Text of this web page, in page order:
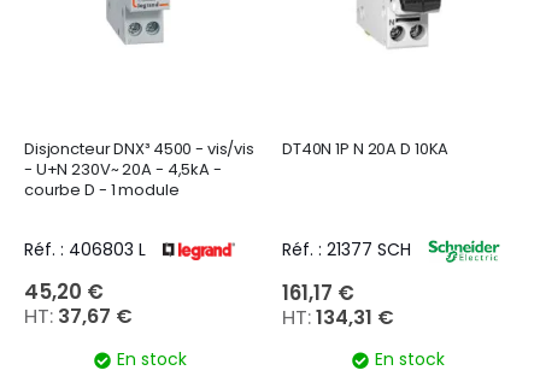
Disjoncteur DNX³ 4500 - vis/vis
- U+N 230V~ 20A - 4,5kA -
courbe D - 1 module
Réf. : 406803 L
45,20 €
37,67 €
En stock
DT40N 1P N 20A D 10KA
Réf. : 21377 SCH
161,17 €
134,31 €
En stock